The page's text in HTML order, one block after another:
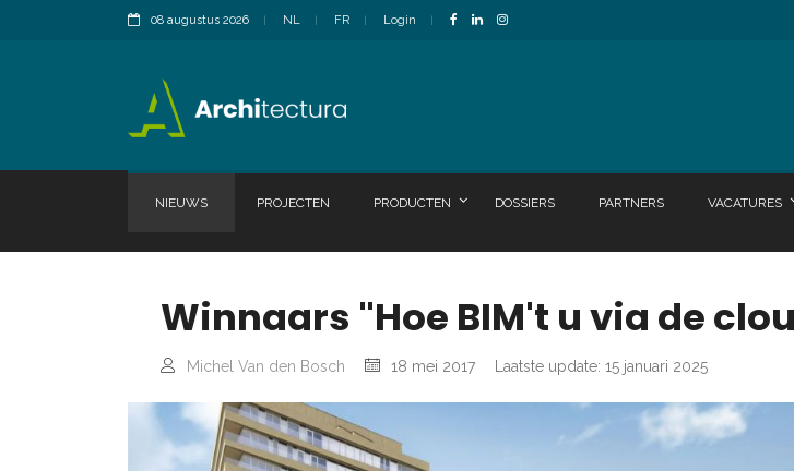
08 augustus 2026 NL FR Login
NIEUWS PROJECTEN PRODUCTEN DOSSIERS PARTNERS VACATURES
Winnaars "Hoe BIM't u via de
Michel Van den Bosch 18 mei 2017 Laatste update: 15 januari 2025